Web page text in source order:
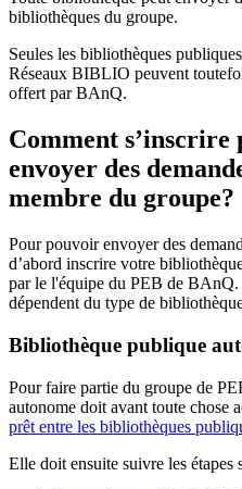
bibliothèques du groupe.
Seules les bibliothèques
Réseaux BIBLIO peuvent
offert par BAnQ.
Comment
envoyer des
membre du groupe?
Pour pouvoir envoyer des
d’abord inscrire votre
par le l'équipe du PEB de BAnQ.
dépendent du type de
Bibliothèque publique
Pour faire partie du groupe de
autonome doit avant toute chose
prêt entre les bibliothèques
Elle doit ensuite suivre les étapes